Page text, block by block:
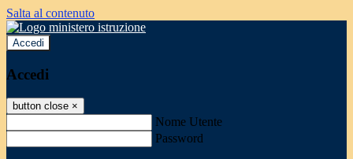
Salta al contenuto
Accedi
Accedi
button close ×
Nome Utente
Password